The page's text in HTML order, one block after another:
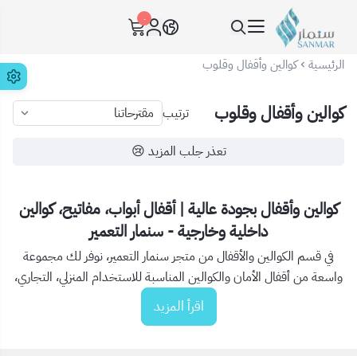
سنمار Sanmar
٠
الرئيسية كوالين وأقفال وقلوب
كوالين وأقفال وقلوب
ترتيب
تعذر جلب المزيد 😢
كوالين وأقفال بجودة عالية | أقفال أبواب، مفاتيح، كوالين
داخلية وخارجية - سنمار التعمير
في قسم الكوالين والأقفال من متجر سنمار التعمير، نوفر لك مجموعة
واسعة من أقفال الأمان والكوالين المناسبة للاستخدام المنزلي، التجاري،
والصناعي، بتصاميم متينة وجودة عالية. منتجاتنا مصممة لضمان
الحماية، المتانة، وسهولة الاستخدام، وتغطي كافة احتياجاتك من أقفال
اقرأ المزيد